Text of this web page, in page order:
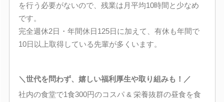
を行う必要がないので、残業は月平均10時間と少なめ
です。
完全週休2日・年間休日125日に加えて、有休も年間で
10日以上取得している先輩が多くいます。
＼世代を問わず、嬉しい福利厚生や取り組みも！／
社内の食堂で1食300円のコスパ & 栄養抜群の昼食を食